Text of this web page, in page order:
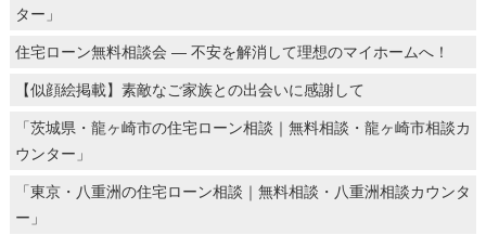
ター」
住宅ローン無料相談会 ― 不安を解消して理想のマイホームへ！
【似顔絵掲載】素敵なご家族との出会いに感謝して
「茨城県・龍ヶ崎市の住宅ローン相談｜無料相談・龍ヶ崎市相談カ
ウンター」
「東京・八重洲の住宅ローン相談｜無料相談・八重洲相談カウンタ
ー」